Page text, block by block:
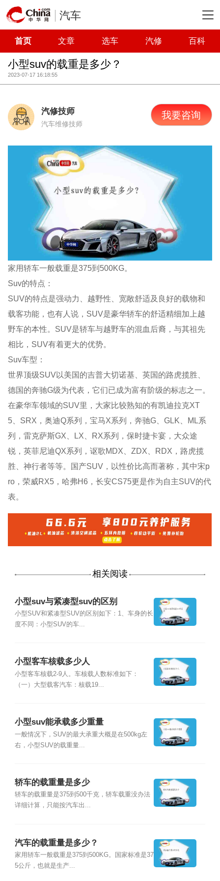
汽车
首页 文章 选车 汽修 百科
小型suv的载重是多少？
2023-07-17 16:18:55
汽修技师
汽车维修技师
我要咨询
家用轿车一般载重是375到500KG。
Suv的特点：
SUV的特点是强动力、越野性、宽敞舒适及良好的载物和
载客功能，也有人说，SUV是豪华轿车的舒适精细加上越
野车的本性。SUV是轿车与越野车的混血后裔，与其祖先
相比，SUV有着更大的优势。
Suv车型：
世界顶级SUV以美国的吉普大切诺基、英国的路虎揽胜、
德国的奔驰G级为代表，它们已成为富有阶级的标志之一。
在豪华车领域的SUV里，大家比较熟知的有凯迪拉克XT
5、SRX，奥迪Q系列，宝马X系列，奔驰G、GLK、ML系
列，雷克萨斯GX、LX、RX系列，保时捷卡宴，大众途
锐，英菲尼迪QX系列，讴歌MDX、ZDX、RDX，路虎揽
胜、神行者等等。国产SUV，以性价比高而著称，其中宋p
ro，荣威RX5，哈弗H6，长安CS75更是作为自主SUV的代
表。
相关阅读
小型suv与紧凑型suv的区别
小型SUV和紧凑型SUV的区别如下：1、车身的长
度不同：小型SUV的车...
小型客车核载多少人
小型客车核载2-9人。车核载人数标准如下：
（一）大型载客汽车：核载19...
小型suv能承载多少重量
一般情况下，SUV的最大承重大概是在500kg左
右，小型SUV的载重量...
轿车的载重量是多少
轿车的载重量是375到500千克，轿车载重没办法
详细计算，只能按汽车出...
汽车的载重量是多少？
家用轿车一般载重是375到500KG。国家标准是37
5公斤，也就是生产...